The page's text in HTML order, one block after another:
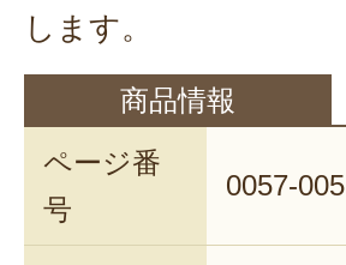
します。
商品情報
ページ番
号
0057-005